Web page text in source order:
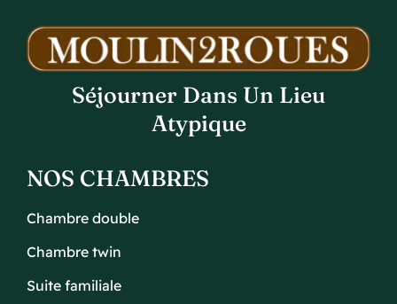
Séjourner Dans Un Lieu
Atypique
NOS CHAMBRES
Chambre double
Chambre twin
Suite familiale